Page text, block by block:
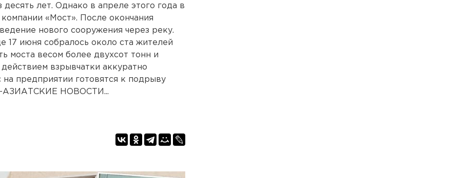
десять лет. Однако в апреле этого года в
«Мост». После окончания
нового сооружения через реку.
17 июня собралось около ста жителей
моста весом более двухсот тонн и
взрывчатки аккуратно
на предприятии готовятся к подрыву
АЗИАТСКИЕ НОВОСТИ...